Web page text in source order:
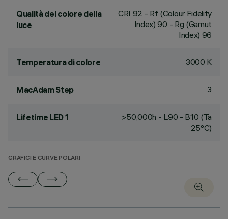
Qualità del colore della
luce
CRI 92 - Rf (Colour Fidelity
Index) 90 - Rg (Gamut
Index) 96
Temperatura di colore 3000 K
MacAdam Step 3
Lifetime LED 1
>50,000h - L90 - B10 (Ta
25°C)
GRAFICI E CURVE POLARI